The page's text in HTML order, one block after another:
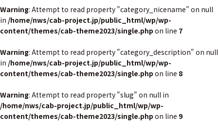
Warning: Attempt to read property "category_nicename" on null
in /home/nws/cab-project.jp/public_html/wp/wp-
content/themes/cab-theme2023/single.php on line 7
Warning: Attempt to read property "category_description" on null
in /home/nws/cab-project.jp/public_html/wp/wp-
content/themes/cab-theme2023/single.php on line 8
Warning: Attempt to read property "slug" on null in
/home/nws/cab-project.jp/public_html/wp/wp-
content/themes/cab-theme2023/single.php on line 9